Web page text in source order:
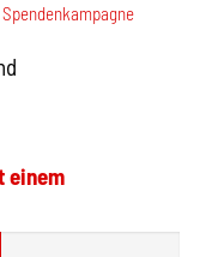
Spendenkampagne
einem